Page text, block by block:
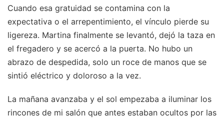
Cuando esa gratuidad se contamina con la
expectativa o el arrepentimiento, el vínculo pierde su
ligereza. Martina finalmente se levantó, dejó la taza en
el fregadero y se acercó a la puerta. No hubo un
abrazo de despedida, solo un roce de manos que se
sintió eléctrico y doloroso a la vez.
La mañana avanzaba y el sol empezaba a iluminar los
rincones de mi salón que antes estaban ocultos por las